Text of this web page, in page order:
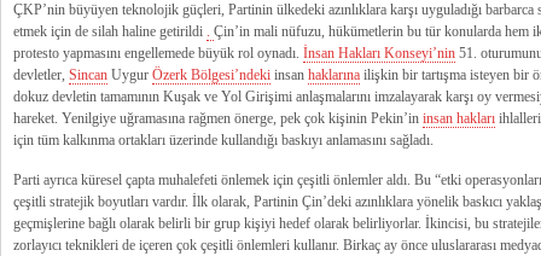
ÇKP’nin büyüyen teknolojik güçleri, Partinin ülkedeki azınlıklara karşı uyguladığı barbarca
etmek için de silah haline getirildi . Çin’in mali nüfuzu, hükümetlerin bu tür konularda hem
protesto yapmasını engellemede büyük rol oynadı. İnsan Hakları Konseyi’nin 51.
devletler, Sincan Uygur Özerk Bölgesi’ndeki insan haklarına ilişkin bir tartışma isteyen bir
dokuz devletin tamamının Kuşak ve Yol Girişimi anlaşmalarını imzalayarak karşı oy
hareket. Yenilgiye uğramasına rağmen önerge, pek çok kişinin Pekin’in insan hakları
için tüm kalkınma ortakları üzerinde kullandığı baskıyı anlamasını sağladı.
Parti ayrıca küresel çapta muhalefeti önlemek için çeşitli önlemler aldı. Bu “etki
çeşitli stratejik boyutları vardır. İlk olarak, Partinin Çin’deki azınlıklara yönelik baskıcı
geçmişlerine bağlı olarak belirli bir grup kişiyi hedef olarak belirliyorlar. İkincisi, bu
zorlayıcı teknikleri de içeren çok çeşitli önlemleri kullanır. Birkaç ay önce uluslararası